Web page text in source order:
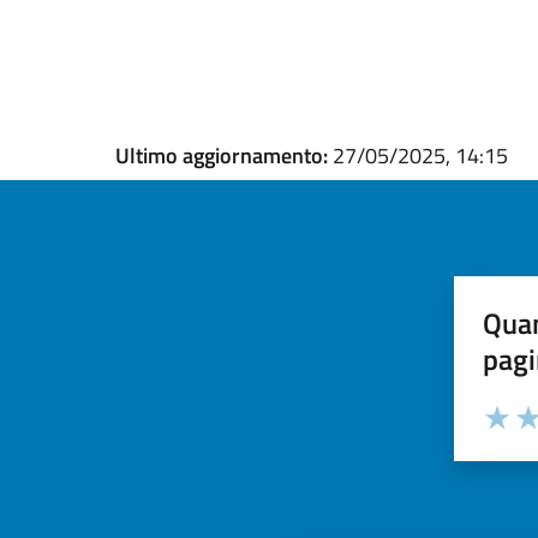
Ultimo aggiornamento:27/05/2025, 14:15
Valuta